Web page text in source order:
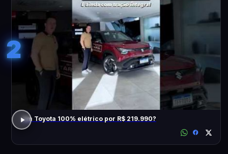
2
Um Toyota 100% elétrico por R$ 219.990?